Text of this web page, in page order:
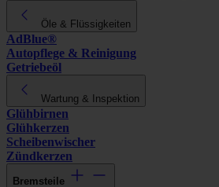
Öle & Flüssigkeiten
AdBlue®
Autopflege & Reinigung
Getriebeöl
Wartung & Inspektion
Glühbirnen
Glühkerzen
Scheibenwischer
Zündkerzen
Bremsteile